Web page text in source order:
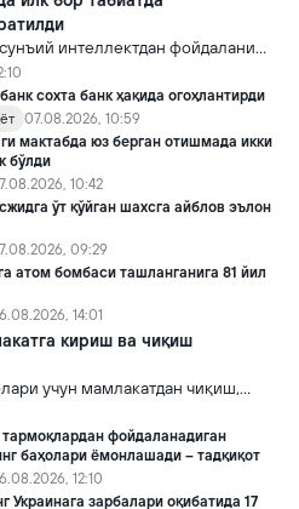
интеллектдан фойдаланиб
янги ютуқларга умид уйғотиш
фойдаланиш борасидаги
сохта банк ҳақида огоҳлантирди
07.08.2026, 10:59
мактабда юз берган отишмада икки
бўлди
10:42
ўт қўйган шахсга айблов эълон
09:29
атом бомбаси ташланганига 81 йил
14:01
кириш ва чиқиш
учун мамлакатдан чиқиш,
кириш тартиби бўйича янги
фойдаланадиган
баҳолари ёмонлашади – тадқиқот
12:10
Украинага зарбалари оқибатида 17